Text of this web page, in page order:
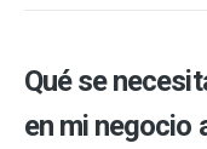
Qué se
en mi negocio